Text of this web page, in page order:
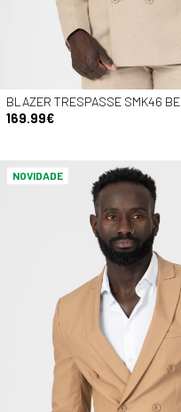
BLAZER TRESPASSE SMK46 BE
169.99€
NOVIDADE